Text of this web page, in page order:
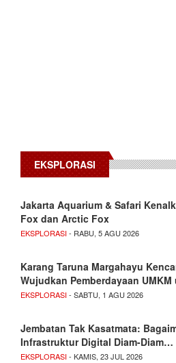
EKSPLORASI
Jakarta Aquarium & Safari
Fox dan Arctic Fox
EKSPLORASI- RABU, 5 AGU 2026
Karang Taruna Margahayu
Wujudkan Pemberdayaan
EKSPLORASI- SABTU, 1 AGU 2026
Jembatan Tak Kasatmata:
Infrastruktur Digital Diam-Diam…
EKSPLORASI- KAMIS, 23 JUL 2026